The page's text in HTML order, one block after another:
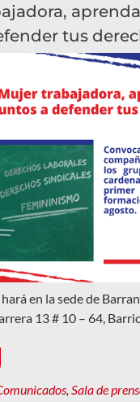
tus
en la sede de
13 # 10 – 64,
Sala de